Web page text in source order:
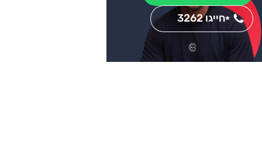
חייגו 3262*